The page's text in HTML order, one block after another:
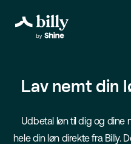
Lav nemt din
Udbetal løn til dig og dine
hele din løn direkte fra Billy.